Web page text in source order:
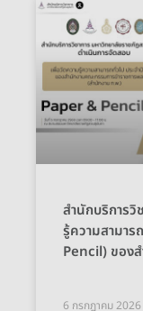
สำนักบริการวิ
รู้ความสามาร
Pencil) ของ
6 กรกฎาคม 2026